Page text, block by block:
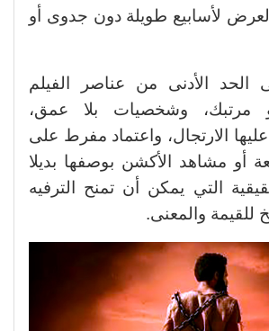
لأسابيع طويلة دون جدوى أو
الحد الأدنى من عناصر الفيلم
مرتبك، وشخصيات بلا عمق،
الارتجال، واعتماد مفرط على
أو مشاهد الأكشن بوصفها بديلا
التي يمكن أن تمنح الترفيه
للقيمة والمعنى.